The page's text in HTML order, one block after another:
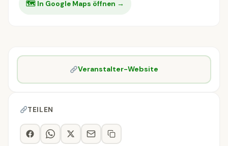
🗺 In Google Maps öffnen →
Veranstalter-Website
TEILEN